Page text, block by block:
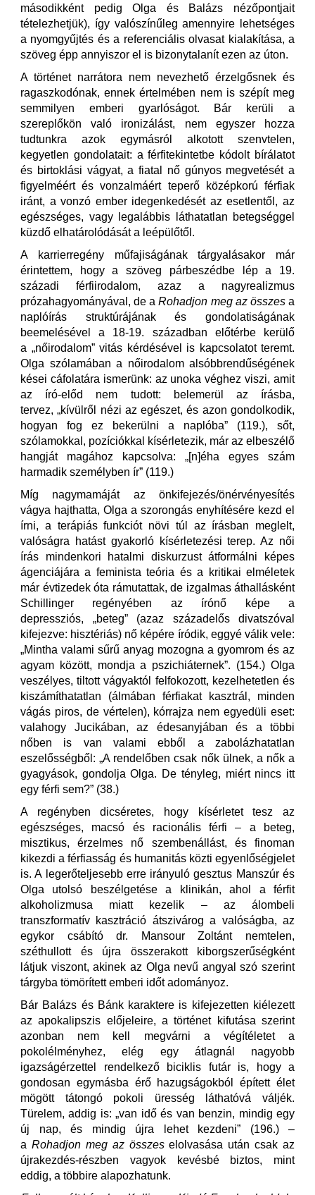
másodikként pedig Olga és Balázs nézőpontjait
tételezhetjük), így valószínűleg amennyire lehetséges
a nyomgyűjtés és a referenciális olvasat kialakítása, a
szöveg épp annyiszor el is bizonytalanít ezen az úton.
A történet narrátora nem nevezhető érzelgősnek és
ragaszkodónak, ennek értelmében nem is szépít meg
semmilyen emberi gyarlóságot. Bár kerüli a
szereplőkön való ironizálást, nem egyszer hozza
tudtunkra azok egymásról alkotott szenvtelen,
kegyetlen gondolatait: a férfitekintetbe kódolt bírálatot
és birtoklási vágyat, a fiatal nő gúnyos megvetését a
figyelméért és vonzalmáért teperő középkorú férfiak
iránt, a vonzó ember idegenkedését az esetlentől, az
egészséges, vagy legalábbis láthatatlan betegséggel
küzdő elhatárolódását a leépülőtől.
A karrierregény műfajiságának tárgyalásakor már
érintettem, hogy a szöveg párbeszédbe lép a 19.
századi férfiirodalom, azaz a nagyrealizmus
prózahagyományával, de aRohadjon meg az összesa
naplóírás struktúrájának és gondolatiságának
beemelésével a 18-19. században előtérbe kerülő
a „nőirodalom” vitás kérdésével is kapcsolatot teremt.
Olga szólamában a nőirodalom alsóbbrendűségének
kései cáfolatára ismerünk: az unoka véghez viszi, amit
az író-előd nem tudott: belemerül az írásba,
tervez, „kívülről nézi az egészet, és azon gondolkodik,
hogyan fog ez bekerülni a naplóba” (119.), sőt,
szólamokkal, pozíciókkal kísérletezik, már az elbeszélő
hangját magához kapcsolva: „[n]éha egyes szám
harmadik személyben ír” (119.)
Míg nagymamáját az önkifejezés/önérvényesítés
vágya hajthatta, Olga a szorongás enyhítésére kezd el
írni, a terápiás funkciót növi túl az írásban meglelt,
valóságra hatást gyakorló kísérletezési terep. Az női
írás mindenkori hatalmi diskurzust átformálni képes
ágenciájára a feminista teória és a kritikai elméletek
már évtizedek óta rámutattak, de izgalmas áthallásként
Schillinger regényében az írónő képe a
depressziós, „beteg” (azaz századelős divatszóval
kifejezve: hisztériás) nő képére íródik, eggyé válik vele:
„Mintha valami sűrű anyag mozogna a gyomrom és az
agyam között, mondja a pszichiáternek”. (154.) Olga
veszélyes, tiltott vágyaktól felfokozott, kezelhetetlen és
kiszámíthatatlan (álmában férfiakat kasztrál, minden
vágás piros, de vértelen), kórrajza nem egyedüli eset:
valahogy Jucikában, az édesanyjában és a többi
nőben is van valami ebből a zabolázhatatlan
eszelősségből: „A rendelőben csak nők ülnek, a nők a
gyagyások, gondolja Olga. De tényleg, miért nincs itt
egy férfi sem?” (38.)
A regényben dicséretes, hogy kísérletet tesz az
egészséges, macsó és racionális férfi – a beteg,
misztikus, érzelmes nő szembenállást, és finoman
kikezdi a férfiasság és humanitás közti egyenlőségjelet
is. A legerőteljesebb erre irányuló gesztus Manszúr és
Olga utolsó beszélgetése a klinikán, ahol a férfit
alkoholizmusa miatt kezelik – az álombeli
transzformatív kasztráció átszivárog a valóságba, az
egykor csábító dr. Mansour Zoltánt nemtelen,
széthullott és újra összerakott kiborgszerűségként
látjuk viszont, akinek az Olga nevű angyal szó szerint
tárgyba tömörített emberi időt adományoz.
Bár Balázs és Bánk karaktere is kifejezetten kiélezett
az apokalipszis előjeleire, a történet kifutása szerint
azonban nem kell megvárni a végítéletet a
pokolélményhez, elég egy átlagnál nagyobb
igazságérzettel rendelkező biciklis futár is, hogy a
gondosan egymásba érő hazugságokból épített élet
mögött tátongó pokoli üresség láthatóvá váljék.
Türelem, addig is: „van idő és van benzin, mindig egy
új nap, és mindig újra lehet kezdeni” (196.) –
a Rohadjon meg az összeselolvasása után csak az
újrakezdés-részben vagyok kevésbé biztos, mint
eddig, a többire alapozhatunk.